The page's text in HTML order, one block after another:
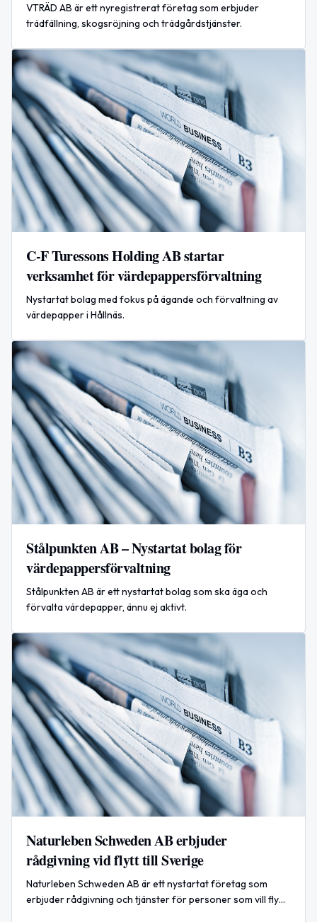
VTRÄD AB är ett nyregistrerat företag som erbjuder
trädfällning, skogsröjning och trädgårdstjänster.
C-F Turessons Holding AB startar
verksamhet för värdepappersförvaltning
Nystartat bolag med fokus på ägande och förvaltning av
värdepapper i Hållnäs.
Stålpunkten AB – Nystartat bolag för
värdepappersförvaltning
Stålpunkten AB är ett nystartat bolag som ska äga och
förvalta värdepapper, ännu ej aktivt.
Naturleben Schweden AB erbjuder
rådgivning vid flytt till Sverige
Naturleben Schweden AB är ett nystartat företag som
erbjuder rådgivning och tjänster för personer som vill flytta